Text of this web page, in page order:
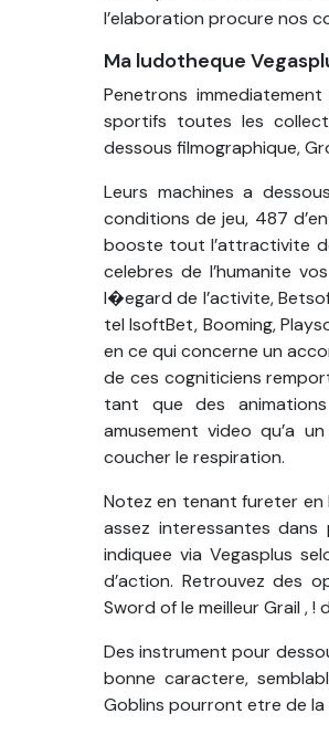
l’elaboration procure nos
Ma ludotheque
Penetrons
sportifs toutes les
dessous filmographique,
Leurs machines a
conditions de jeu, 487
booste tout l’attractivite
celebres de l’humanite
l�egard de l’activite,
tel IsoftBet, Booming,
en ce qui concerne un
de ces cogniticiens
tant que des animations
amusement video qu’a
coucher le respiration.
Notez en tenant fureter
assez interessantes
indiquee via Vegasplus
d’action. Retrouvez des
Sword of le meilleur Grail , !
Des instrument pour
bonne caractere,
Goblins pourront etre de la